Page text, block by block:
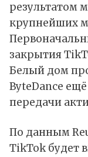
результатом
крупнейших
закрытия
Белый дом
ByteDance
передачи
По данным
TikTok будет